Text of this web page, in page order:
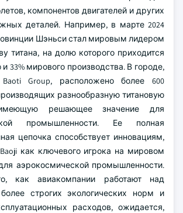
компонентов двигателей и других
деталей. Например, в марте 2024
Шэньси стал мировым лидером
титана, на долю которого приходится
и 33% мирового производства. В городе,
Group, расположено более 600
разнообразную титановую
решающее значение для
промышленности. Ее полная
цепочка способствует инновациям,
как ключевого игрока на мировом
аэрокосмической промышленности.
как авиакомпании работают над
строгих экологических норм и
расходов, ожидается,